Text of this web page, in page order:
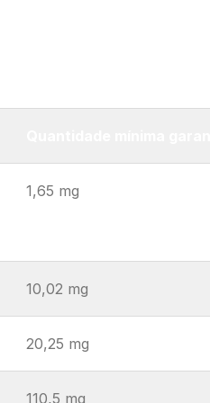
1,65 mg
10,02 mg
20,25 mg
110,5 mg